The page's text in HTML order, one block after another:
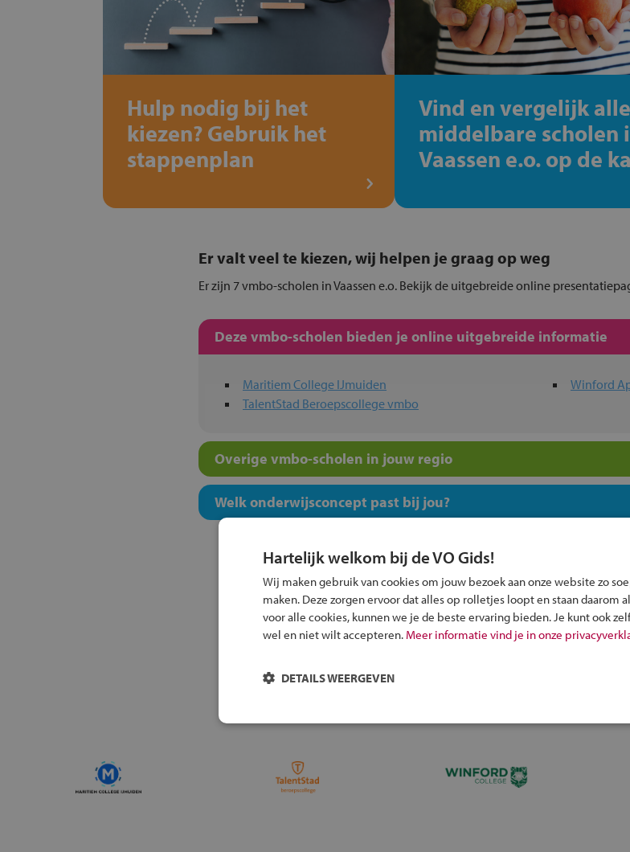
Hulp nodig bij het
kiezen? Gebruik het
stappenplan
Vind en vergelijk alle
middelbare scholen
Vaassen e.o. op de
Er valt veel te kiezen, wij helpen je graag op weg
Er zijn 7 vmbo-scholen in Vaassen e.o. Bekijk de uitgebreide online
Deze vmbo-scholen bieden je online uitgebreide informatie
Maritiem College IJmuiden
TalentStad Beroepscollege vmbo
Winford
Overige vmbo-scholen in jouw regio
Welk onderwijsconcept past bij jou?
Inschrijven?
Alle informatie om je kind aan
Hartelijk welkom bij de VO Gids!
Wij maken gebruik van cookies om jouw bezoek aan onze website zo
maken. Deze zorgen ervoor dat alles op rolletjes loopt en staan daarom
voor alle cookies, kunnen we je de beste ervaring bieden. Je kunt ook
wel en niet wilt accepteren. Meer informatie vind je in onze
DETAILS WEERGEVEN